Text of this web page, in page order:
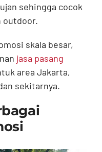
sehingga cocok
outdoor.
skala besar,
jasa pasang
area Jakarta,
sekitarnya.